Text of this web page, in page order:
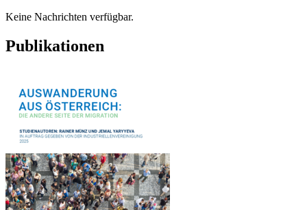
Keine Nachrichten verfügbar.
Publikationen